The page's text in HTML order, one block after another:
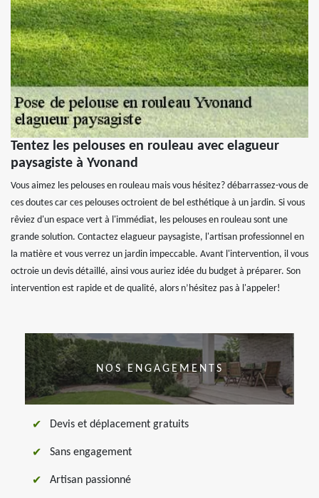
Tentez les pelouses en rouleau avec elagueur
paysagiste à Yvonand
Vous aimez les pelouses en rouleau mais vous hésitez? débarrassez-vous de
ces doutes car ces pelouses octroient de bel esthétique à un jardin. Si vous
rêviez d'un espace vert à l'immédiat, les pelouses en rouleau sont une
grande solution. Contactez elagueur paysagiste, l'artisan professionnel en
la matière et vous verrez un jardin impeccable. Avant l'intervention, il vous
octroie un devis détaillé, ainsi vous auriez idée du budget à préparer. Son
intervention est rapide et de qualité, alors n’hésitez pas à l'appeler!
NOS ENGAGEMENTS
Devis et déplacement gratuits
Sans engagement
Artisan passionné